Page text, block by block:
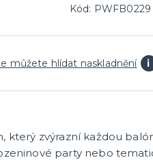
Kód: PWFB0229
můžete hlídat naskladnění i
který zvýrazní každou
party nebo